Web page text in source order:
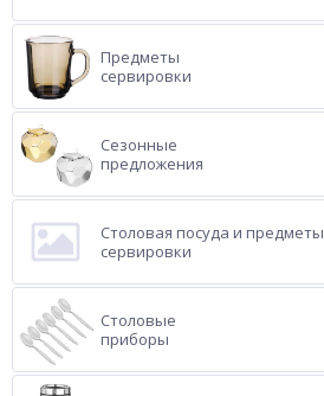
Предметы
сервировки
Сезонные
предложения
Столовая посуда и предметы
сервировки
Столовые
приборы